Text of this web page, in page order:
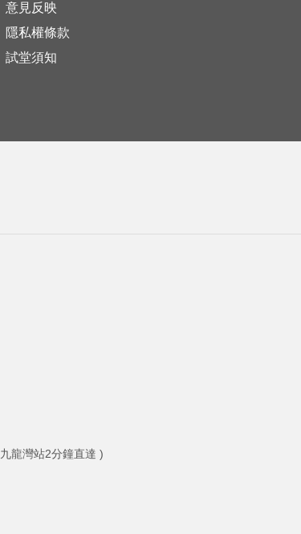
意見反映
隱私權條款
試堂須知
龍灣站2分鐘直達 )